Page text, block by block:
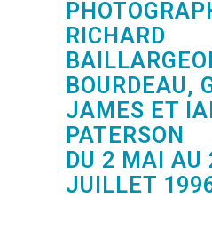
RICHARD
BOURDEAU,
JAMES ET
PATERSON
DU 2 MAI AU
JUILLET